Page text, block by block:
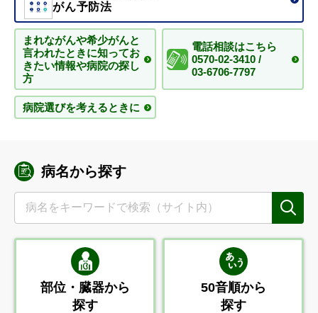
がん予防法
まれながんや希少がんと
言われたときに知ってお
きたい情報や病院の探し
方
電話相談はこちら
0570-02-3410 /
03-6706-7797
病院選びを考えるときに
病名から探す
部位・臓器から
探す
50音順から
探す